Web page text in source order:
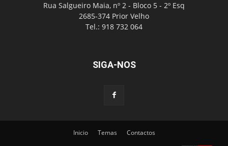
Rua Salgueiro Maia, nº 2 - Bloco 5 - 2º Esq
2685-374 Prior Velho
Tel.: 918 732 064
SIGA-NOS
Inicio Temas Contactos